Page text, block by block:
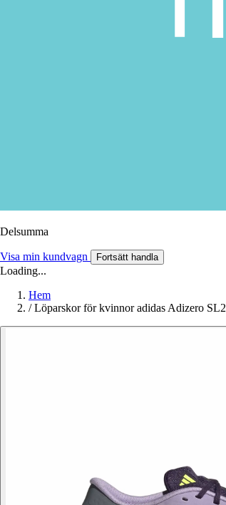
Delsumma
Visa min kundvagn Fortsätt handla
Loading...
Hem
/ Löparskor för kvinnor adidas Adizero SL2